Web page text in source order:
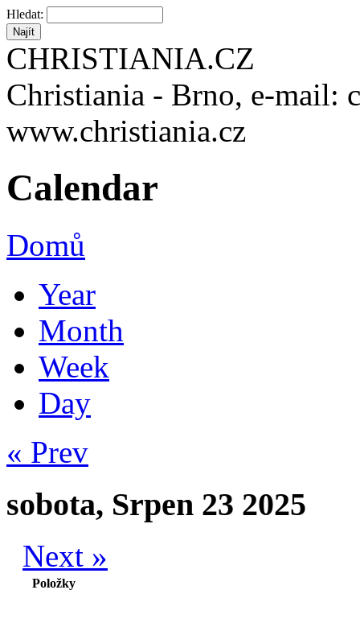
Hledat:
CHRISTIANIA.CZ
Christiania - Brno, e-mail:
www.christiania.cz
Calendar
Domů
Year
Month
Week
Day
« Prev
sobota, Srpen 23 2025
Next »
Položky